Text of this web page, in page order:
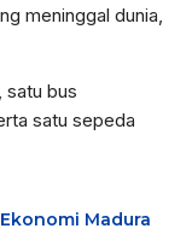
meninggal dunia,
satu bus
satu sepeda
Madura